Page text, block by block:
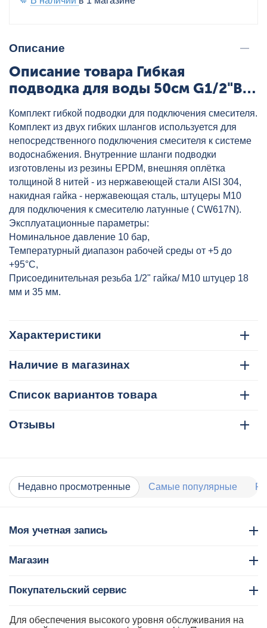
Описание
Описание товара Гибкая
подводка для воды 50см G1/2"ВР-
М10 НР (ПАРА штуцер 18мм +
штуцер 35мм ) ст/гайка AQUALINE,
артикул: 04832
Комплект гибкой подводки для подключения смесителя.
Комплект из двух гибких шлангов используется для
непосредственного подключения смесителя к системе
водоснабжения. Внутренние шланги подводки
изготовлены из резины EPDM, внешняя оплётка
толщиной 8 нитей - из нержавеющей стали AISI 304,
накидная гайка - нержавеющая сталь, штуцеры М10
для подключения к смесителю латунные ( CW617N).
Эксплуатационные параметры:
Номинальное давление 10 бар,
Температурный диапазон рабочей среды от +5 до
+95°C,
Присоединительная резьба 1/2" гайка/ М10 штуцер 18
мм и 35 мм.
Характеристики
Наличие в магазинах
Список вариантов товара
Отзывы
Недавно просмотренные Самые популярные
Моя учетная запись
Магазин
Покупательский сервис
Контакты
Для обеспечения высокого уровня обслуживания на